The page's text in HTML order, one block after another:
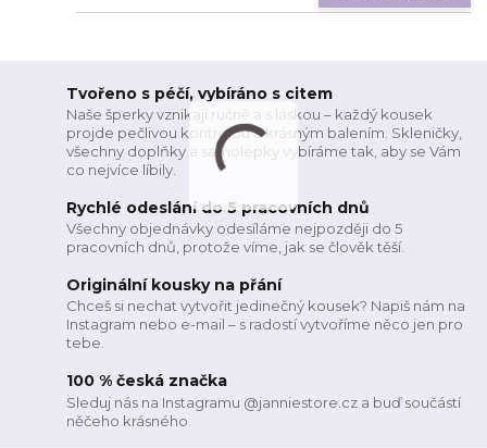
Tvořeno s péčí, vybíráno s citem
Naše šperky vznikají ručně a s láskou – každý kousek
projde pečlivou kontrolou a krásným balením. Skleničky,
všechny doplňky a samolepky vybíráme tak, aby se Vám
co nejvíce líbily.
Rychlé odeslání do 5 pracovních dnů
Všechny objednávky odesíláme nejpozději do 5
pracovních dnů, protože víme, jak se člověk těší.
Originální kousky na přání
Chceš si nechat vytvořit jedinečný kousek? Napiš nám na
Instagram nebo e-mail – s radostí vytvoříme něco jen pro
tebe.
100 % česká značka
Sleduj nás na Instagramu @janniestore.cz a buď součástí
něčeho krásného